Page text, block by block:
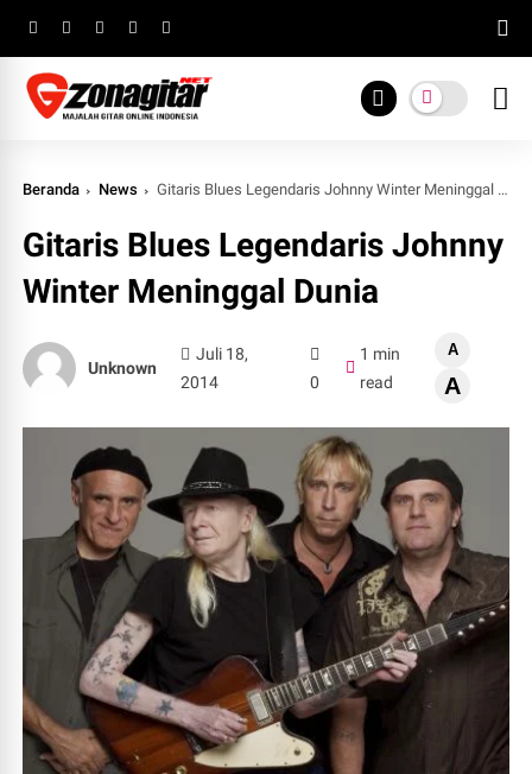
Beranda News Gitaris Blues Legendaris Johnny Winter Meninggal Dunia
Gitaris Blues Legendaris Johnny
Winter Meninggal Dunia
Unknown
Juli 18,
2014
0
1 min
read
A
A